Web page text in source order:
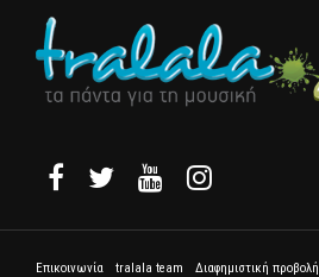
Επικοινωνία tralala team Διαφημιστική προβολή